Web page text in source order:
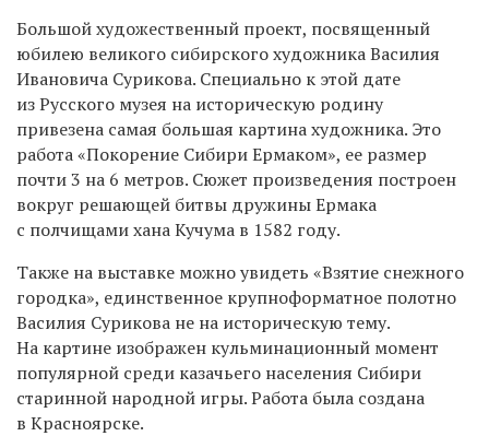
Большой художественный проект, посвященный
юбилею великого сибирского художника Василия
Ивановича Сурикова. Специально к этой дате
из Русского музея на историческую родину
привезена самая большая картина художника. Это
работа «Покорение Сибири Ермаком», ее размер
почти 3 на 6 метров. Сюжет произведения построен
вокруг решающей битвы дружины Ермака
с полчищами хана Кучума в 1582 году.
Также на выставке можно увидеть «Взятие снежного
городка», единственное крупноформатное полотно
Василия Сурикова не на историческую тему.
На картине изображен кульминационный момент
популярной среди казачьего населения Сибири
старинной народной игры. Работа была создана
в Красноярске.